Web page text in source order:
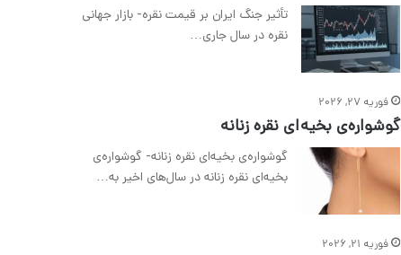
تأثیر جنگ ایران بر قیمت نقره- بازار جهانی
نقره در سال جاری…
فوریه 27, 2026
گوشواره‌ی بخیه‌ای نقره زنانه
گوشواره‌ی بخیه‌ای نقره زنانه- گوشواره‌ی
بخیه‌ای نقره زنانه در سال‌های اخیر به…
فوریه 21, 2026